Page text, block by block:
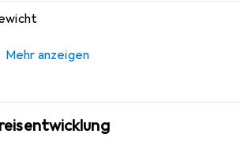
Mehr anzeigen